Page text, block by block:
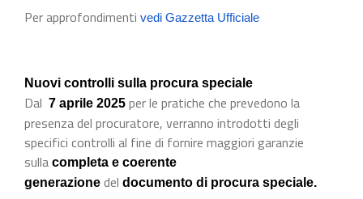
Per approfondimenti vedi Gazzetta Ufficiale
Nuovi controlli sulla procura speciale
Dal 7 aprile 2025 per le pratiche che prevedono la
presenza del procuratore, verranno introdotti degli
specifici controlli al fine di fornire maggiori garanzie
sulla completa e coerente
generazione del documento di procura speciale.